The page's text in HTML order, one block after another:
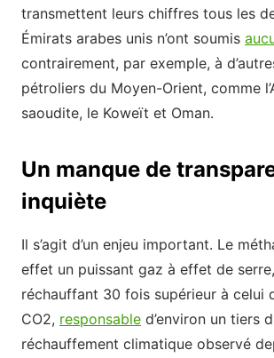
transmettent leurs chiffres tous les
Émirats arabes unis n’ont soumis
contrairement, par exemple, à
pétroliers du Moyen-Orient, comme
saoudite, le Koweït et Oman.
Un manque de
inquiète
Il s’agit d’un enjeu important. Le
effet un puissant gaz à effet de
réchauffant 30 fois supérieur à celui
CO2, responsable d’environ un tiers
réchauffement climatique observé